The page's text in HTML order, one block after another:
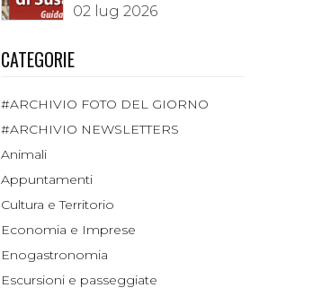
02 lug 2026
CATEGORIE
#ARCHIVIO FOTO DEL GIORNO
#ARCHIVIO NEWSLETTERS
Animali
Appuntamenti
Cultura e Territorio
Economia e Imprese
Enogastronomia
Escursioni e passeggiate